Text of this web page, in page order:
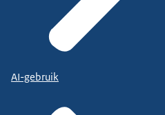
AI-gebruik